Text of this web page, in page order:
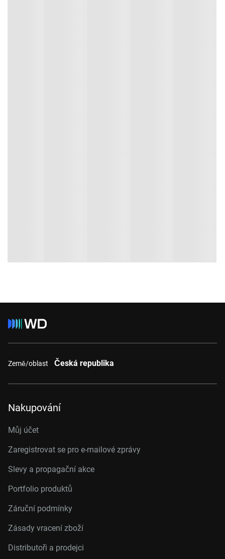
Země/oblast Česká republika
Nakupování
Můj účet
Zaregistrovat se pro e-mailové zprávy
Slevy a propagační akce
Portfolio produktů
Záruční podmínky
Zásady vracení zboží
Distributoři a prodejci